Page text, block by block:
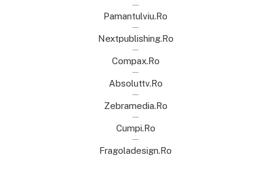
Pamantulviu.ro
Nextpublishing.ro
Compax.ro
Absoluttv.ro
Zebramedia.ro
Cumpi.ro
Fragoladesign.ro